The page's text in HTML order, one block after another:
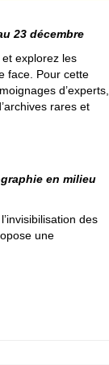
23 décembre
explorez les
face. Pour cette
d’experts,
rares et
en milieu
des
une